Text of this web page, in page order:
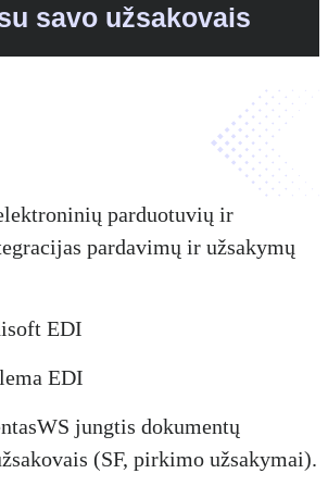
savo užsakovais
parduotuvių ir
pardavimų ir užsakymų
EDI
EDI
jungtis dokumentų
(SF, pirkimo užsakymai).